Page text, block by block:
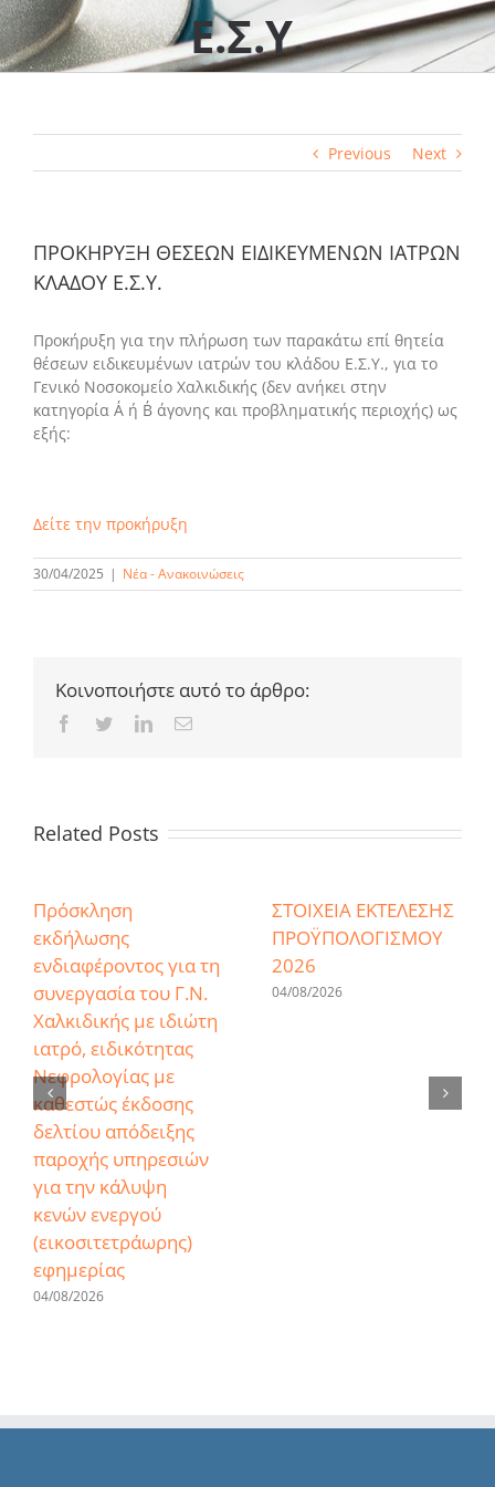
Ε.Σ.Υ.
Previous Next
ΠΡΟΚΗΡΥΞΗ ΘΕΣΕΩΝ EIΔΙΚΕΥΜΕΝΩΝ ΙΑΤΡΩΝ
ΚΛΑΔΟΥ Ε.Σ.Υ.
Προκήρυξη για την πλήρωση των παρακάτω επί θητεία
θέσεων ειδικευμένων ιατρών του κλάδου Ε.Σ.Υ., για το
Γενικό Νοσοκομείο Χαλκιδικής (δεν ανήκει στην
κατηγορία Α΄ ή Β΄ άγονης και προβληματικής περιοχής) ως
εξής:
Δείτε την προκήρυξη
30/04/2025 | Νέα - Ανακοινώσεις
Κοινοποιήστε αυτό το άρθρο:
Facebook
TwitterLinkedInEmail
Related Posts
Πρόσκληση
εκδήλωσης
ενδιαφέροντος για τη
συνεργασία του Γ.Ν.
Χαλκιδικής με ιδιώτη
ιατρό, ειδικότητας
Νεφρολογίας με
καθεστώς έκδοσης
δελτίου απόδειξης
παροχής υπηρεσιών
για την κάλυψη
κενών ενεργού
(εικοσιτετράωρης)
εφημερίας
04/08/2026
ΣΤΟΙΧΕΙΑ ΕΚΤΕΛΕΣΗΣ
ΠΡΟΫΠΟΛΟΓΙΣΜΟΥ
2026
04/08/2026